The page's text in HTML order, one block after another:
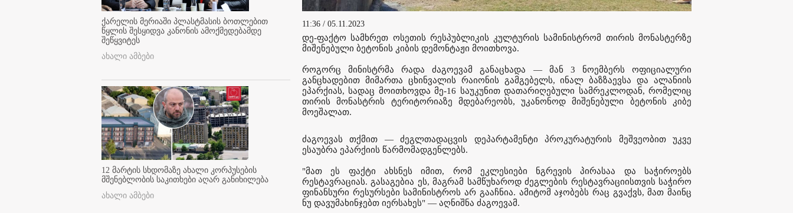
ქარელის მერიაში პლასტმასის ბოთლებით
წყლის შესყიდვა კანონის ამოქმედებამდე
შეწყვიტეს
ახალი ამბები
12 მარტის სხდომაზე ახალი კორპუსების
მშენებლობის საკითხები აღარ განიხილება
ახალი ამბები
11:36 / 05.11.2023
დე-ფაქტო სამხრეთ ოსეთის რესპუბლიკის კულტურის სამინისტრომ თირის მონასტერზე
მიშენებული ბეტონის კიბის დემონტაჟი მოითხოვა.
როგორც მინისტრმა რადა ძაგოევამ განაცხადა — მან 3 ნოემბერს ოფიციალური
განცხადებით მიმართა ცხინვალის რაიონის გამგებელს, ინალ ბაზზაევსა და ალანიის
ეპარქიას, სადაც მოითხოვდა მე-16 საუკუნით დათარიღებული სამრეკლოდან, რომელიც
თირის მონასტრის ტერიტორიაზე მდებარეობს, უკანონოდ მიშენებული ბეტონის კიბე
მოეშალათ.
ძაგოევას თქმით — ძეგლთადაცვის დეპარტამენტი პროკურატურის მეშვეობით უკვე
ესაუბრა ეპარქიის წარმომადგენლებს.
"მათ ეს ფაქტი ახსნეს იმით, რომ ეკლესიები ნგრევის პირასაა და საჭიროებს
რესტავრაციას. გასაგებია ეს, მაგრამ სამწუხაროდ ძეგლების რესტავრაციისთვის საჭირო
ფინანსური რესურსები სამინისტროს არ გააჩნია. ამიტომ აჯობებს რაც გვაქვს, მათ მაინც
ნუ დავუმახინჯებთ იერსახეს" — აღნიშნა ძაგოევამ.